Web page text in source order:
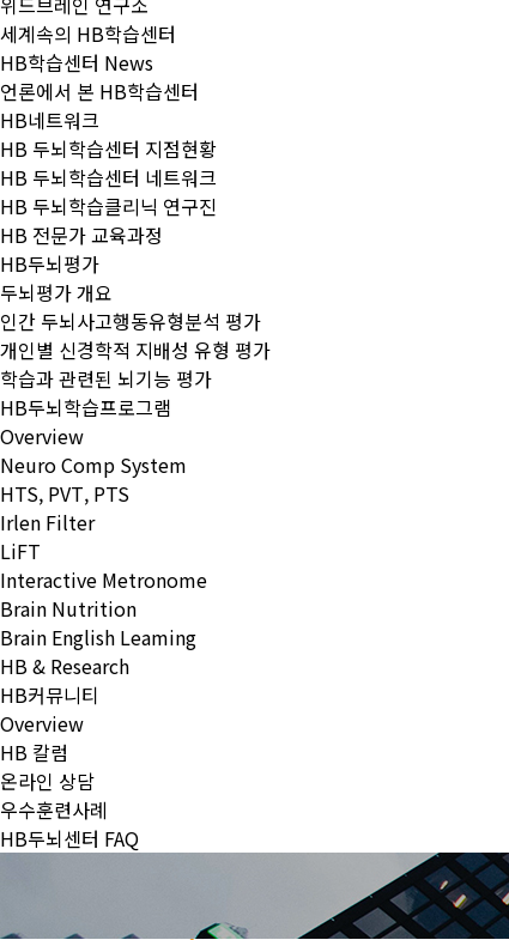
세계속의 HB학습센터
HB학습센터 News
언론에서 본 HB학습센터
HB네트워크
HB 두뇌학습센터 지점현황
HB 두뇌학습센터 네트워크
HB 두뇌학습클리닉 연구진
HB 전문가 교육과정
HB두뇌평가
두뇌평가 개요
인간 두뇌사고행동유형분석 평가
개인별 신경학적 지배성 유형 평가
학습과 관련된 뇌기능 평가
HB두뇌학습프로그램
Overview
Neuro Comp System
HTS, PVT, PTS
Irlen Filter
LiFT
Interactive Metronome
Brain Nutrition
Brain English Leaming
HB & Research
HB커뮤니티
Overview
HB 칼럼
온라인 상담
우수훈련사례
HB두뇌센터 FAQ